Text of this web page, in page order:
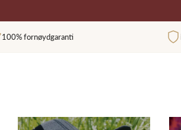
100% fornøydgaranti